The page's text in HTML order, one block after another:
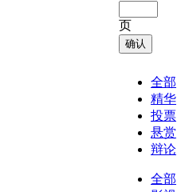
页
确认
全部
精华
投票
悬赏
辩论
全部